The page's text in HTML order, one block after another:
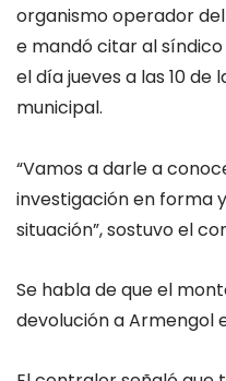
organismo operador
e mandó citar al
el día jueves a las 10
municipal.
“Vamos a darle a
investigación en forma
situación”, sostuvo el
Se habla de que el
devolución a Armengol